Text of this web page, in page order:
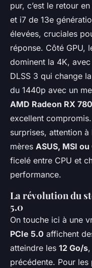
pur, c’est le retour
et i7 de 13e
élevées, cruciales
réponse. Côté GPU,
dominent la 4K,
DLSS 3 qui change
du 1440p avec un
AMD Radeon RX
excellent
surprises, attention
mères ASUS, MSI
ficelé entre CPU et
performance.
La révolution du
5.0
On touche ici à une
PCIe 5.0 affichent
atteindre les 12 Go/s
précédente. Pour